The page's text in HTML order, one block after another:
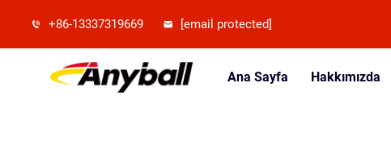
+86-13337319669 [email protected]
Ana Sayfa Hakkımızda